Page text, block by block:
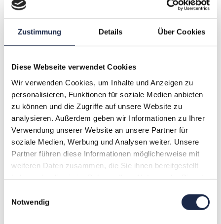
Zustimmung Details Über Cookies
Diese Webseite verwendet Cookies
Wir verwenden Cookies, um Inhalte und Anzeigen zu
personalisieren, Funktionen für soziale Medien anbieten
zu können und die Zugriffe auf unsere Website zu
analysieren. Außerdem geben wir Informationen zu Ihrer
Verwendung unserer Website an unsere Partner für
soziale Medien, Werbung und Analysen weiter. Unsere
Partner führen diese Informationen möglicherweise mit
weiteren Daten zusammen, die Sie ihnen bereitgestellt
Notwendig
Mehr Wert, mehr Wachstum: Wie Verlage ihre
Monetarisierung neu denken
13. Oktober 2026
A G